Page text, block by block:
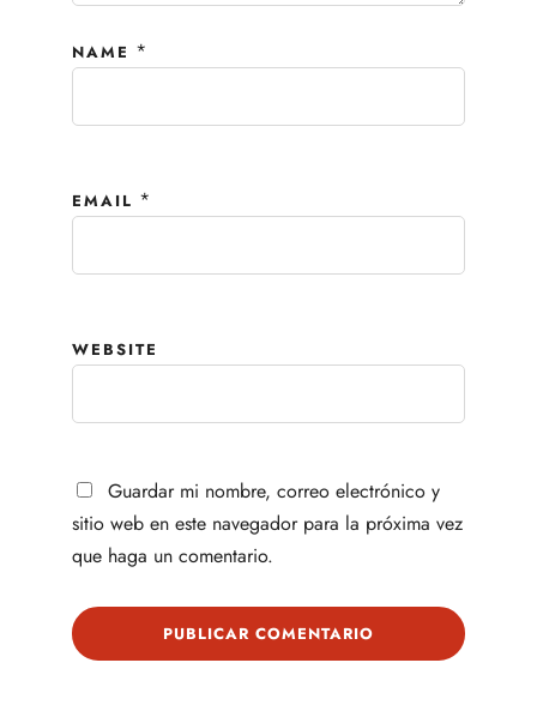
NAME *
EMAIL *
WEBSITE
Guardar mi nombre, correo electrónico y
sitio web en este navegador para la próxima vez
que haga un comentario.